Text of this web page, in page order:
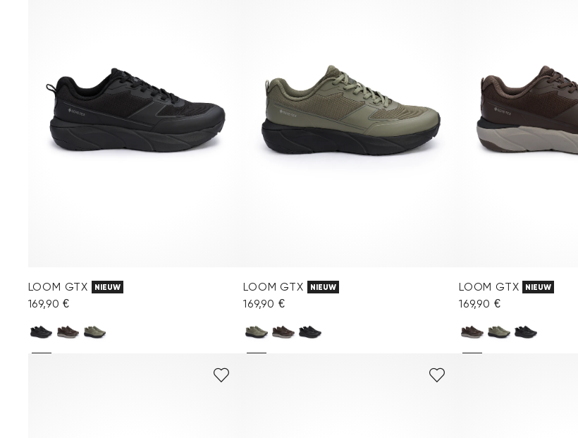
LOOM GTX NIEUW
169,90 €
LOOM GTX NIEUW
169,90 €
LOOM GTX NIEUW
169,90 €